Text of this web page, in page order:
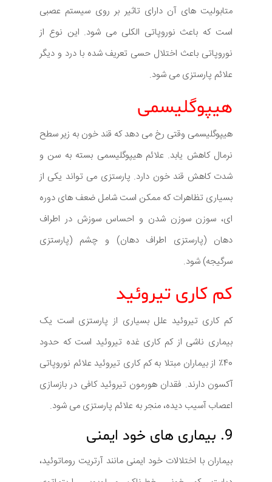
متابولیت های آن دارای تاثیر بر روی سیستم عصبی
است که باعث نوروپاتی الکلی می شود. این نوع از
نوروپاتی باعث اختلال حسی تعریف شده با درد و دیگر
علائم پارستزی می شود.
هیپوگلیسمی
هیپوگلیسمی وقتی رخ می دهد که قند خون به زیر سطح
نرمال کاهش یابد. علائم هیپوگلیسمی بسته به سن و
شدت کاهش قند خون دارد. پارستزی می تواند یکی از
بسیاری تظاهرات که ممکن است شامل ضعف های دوره
ای، سوزن سوزن شدن و احساس سوزش در اطراف
دهان (پارستزی اطراف دهان) و چشم (پارستزی
سرگیجه) شود.
کم کاری تیروئید
کم کاری تیروئید علل بسیاری از پارستزی است یک
بیماری ناشی از کم کاری غده تیروئید است که حدود
40٪ از بیماران مبتلا به کم کاری تیروئید علائم نوروپاتی
آکسون دارند. فقدان هورمون تیروئید کافی در بازسازی
اعصاب آسیب دیده، منجر به علائم پارستزی می شود.
9. بیماری های خود ایمنی
بیماران با اختلالات خود ایمنی مانند آرتریت روماتوئید،